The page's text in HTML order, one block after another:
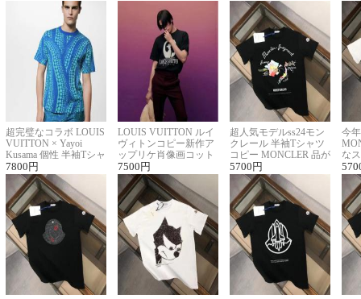
超完璧なコラボ LOUIS
VUITTON × Yayoi
Kusama 個性 半袖Tシャ
ツコピー男女兼用
7800 円
LOUIS VUITTON ルイ
ヴィトンコピー新作ア
ップリケ肖像画コット
ンニット半袖Tシャツ
7500 円
超人気モデルss24モン
クレール 半袖Tシャツ
コピー MONCLER 品が
良く見た目
5700 円
今
な
ル